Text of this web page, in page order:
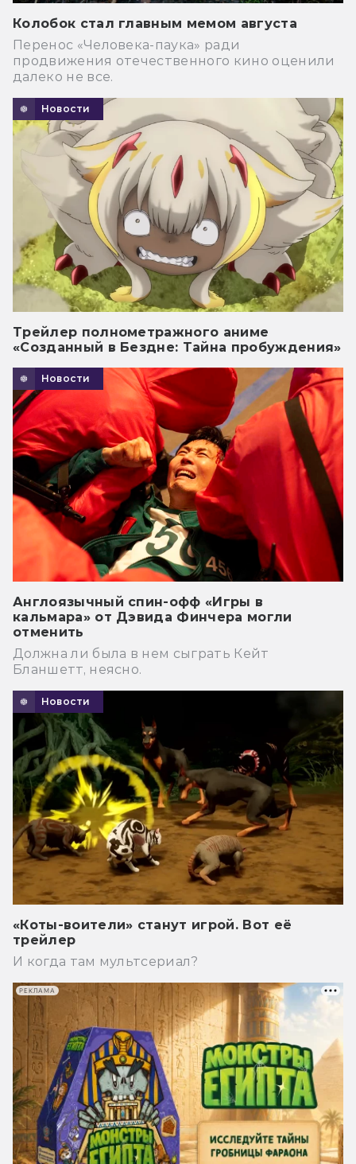
Колобок стал главным мемом августа
Перенос «Человека-паука» ради
продвижения отечественного кино оценили
далеко не все.
Новости
Трейлер полнометражного аниме
«Созданный в Бездне: Тайна пробуждения»
Новости
Англоязычный спин-офф «Игры в
кальмара» от Дэвида Финчера могли
отменить
Должна ли была в нем сыграть Кейт
Бланшетт, неясно.
Новости
«Коты-воители» станут игрой. Вот её
трейлер
И когда там мультсериал?
РЕКЛАМА